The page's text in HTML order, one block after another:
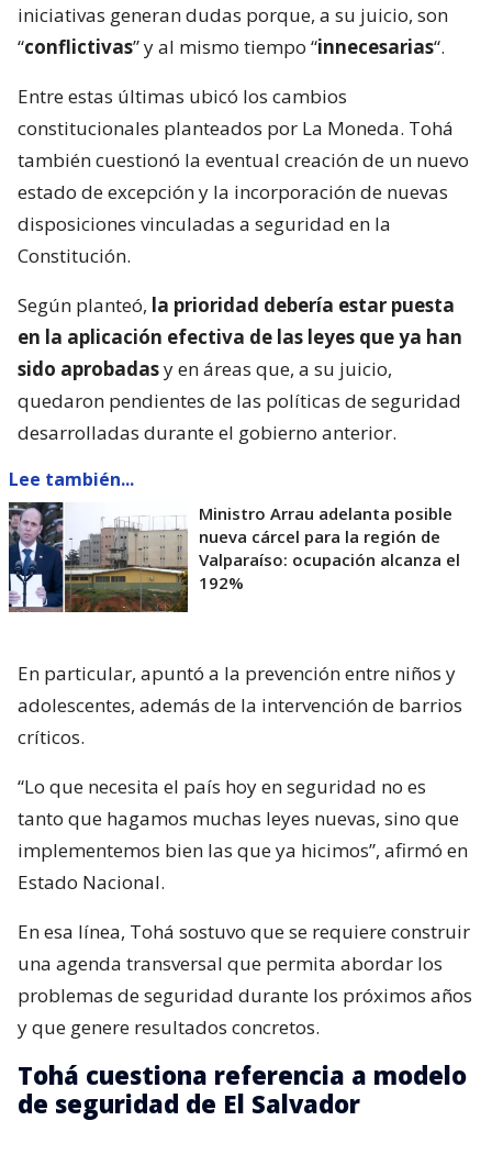
iniciativas generan dudas porque, a su juicio, son
“conflictivas” y al mismo tiempo “innecesarias“.
Entre estas últimas ubicó los cambios
constitucionales planteados por La Moneda. Tohá
también cuestionó la eventual creación de un nuevo
estado de excepción y la incorporación de nuevas
disposiciones vinculadas a seguridad en la
Constitución.
Según planteó, la prioridad debería estar puesta
en la aplicación efectiva de las leyes que ya han
sido aprobadasy en áreas que, a su juicio,
quedaron pendientes de las políticas de seguridad
desarrolladas durante el gobierno anterior.
Lee también...
Ministro Arrau adelanta posible
nueva cárcel para la región de
Valparaíso: ocupación alcanza el
192%
En particular, apuntó a la prevención entre niños y
adolescentes, además de la intervención de barrios
críticos.
“Lo que necesita el país hoy en seguridad no es
tanto que hagamos muchas leyes nuevas, sino que
implementemos bien las que ya hicimos”, afirmó en
Estado Nacional.
En esa línea, Tohá sostuvo que se requiere construir
una agenda transversal que permita abordar los
problemas de seguridad durante los próximos años
y que genere resultados concretos.
Tohá cuestiona referencia a modelo
de seguridad de El Salvador